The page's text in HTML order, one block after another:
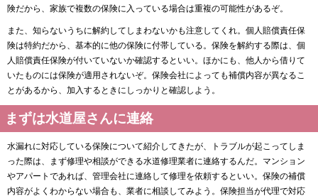
険だから、家族で複数の保険に入っている場合は重複の可能性があるぞ。
また、知らないうちに解約してしまわないかも注意してくれ。個人賠償責任保
険は特約だから、基本的に他の保険に付帯している。保険を解約する際は、個
人賠償責任保険が付いていないか確認するといい。ほかにも、他人から借りて
いたものには保険が適用されないぞ。保険会社によっても補償内容が異なるこ
とがあるから、加入するときにしっかりと確認しよう。
まずは水道屋さんに連絡
水漏れに対応している保険について紹介してきたが、トラブルが起こってしま
った際は、まず修理や相談ができる水道修理業者に連絡するんだ。マンション
やアパートであれば、管理会社に連絡して修理を依頼するといい。保険の補償
内容がよくわからない場合も、業者に相談してみよう。保険担当が代理で対応